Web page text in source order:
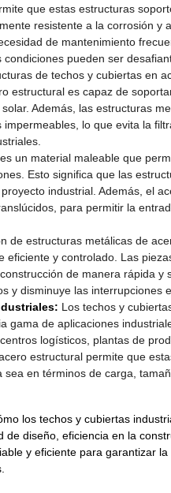
que estas estructuras
resistente a la corrosión y
de mantenimiento
pueden ser
de techos y cubiertas en
estructural es capaz de
Además, las estructuras
lo que evita la
un material maleable que
Esto significa que las
industrial. Además, el
para permitir la
de estructuras metálicas de
eficiente y controlado. Las
de manera rápida y
y disminuye las interrupciones
Los techos y
gama de aplicaciones
logísticos, plantas de
estructural permite que
en términos de carga,
los techos y cubiertas
diseño, eficiencia en la
y eficiente para garantizar